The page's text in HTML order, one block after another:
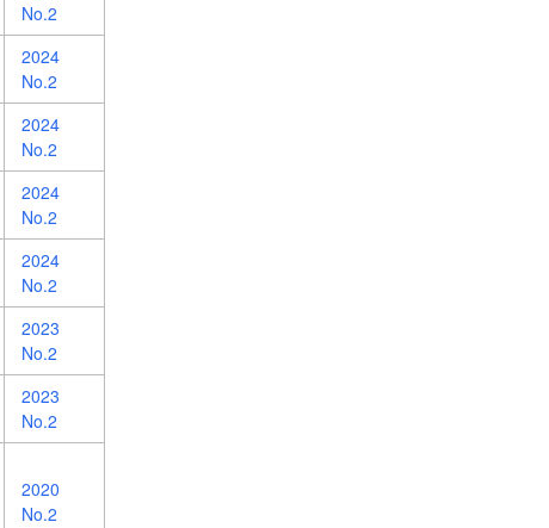
No.2
2024
No.2
2024
No.2
2024
No.2
2024
No.2
2023
No.2
2023
No.2
2020
No.2